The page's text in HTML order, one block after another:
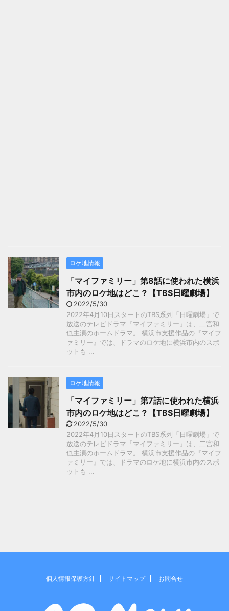
ロケ地情報
「マイファミリー」第8話に使われた横浜
市内のロケ地はどこ？【TBS日曜劇場】
2022/5/30
2022年4月10日スタートのTBS系列「日曜劇場」で
放送のテレビドラマ『マイファミリー』は、二宮和
也主演のホームドラマ。 横浜市支援作品の『マイフ
ァミリー』では、ドラマのロケ地に横浜市内のスポ
ットも ...
ロケ地情報
「マイファミリー」第7話に使われた横浜
市内のロケ地はどこ？【TBS日曜劇場】
2022/5/30
2022年4月10日スタートのTBS系列「日曜劇場」で
放送のテレビドラマ『マイファミリー』は、二宮和
也主演のホームドラマ。 横浜市支援作品の『マイフ
ァミリー』では、ドラマのロケ地に横浜市内のスポ
ットも ...
個人情報保護方針 サイトマップ お問合せ